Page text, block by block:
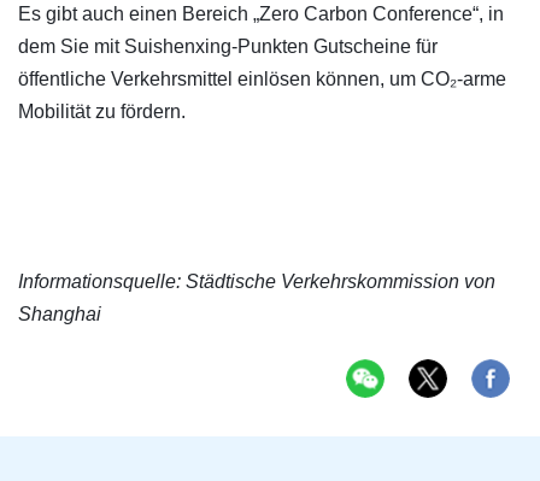
Es gibt auch einen Bereich „Zero Carbon Conference“, in
dem Sie mit Suishenxing-Punkten Gutscheine für
öffentliche Verkehrsmittel einlösen können, um CO₂-arme
Mobilität zu fördern.
Informationsquelle: Städtische Verkehrskommission von
Shanghai